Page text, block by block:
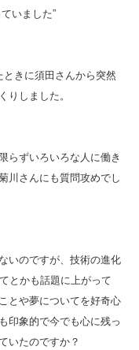
いました”
きに須田さんから突然
りしました。
ずいろいろな人に働き
川さんにも質問攻めでし
いのですが、技術の進化
とかも話題に上がって
とや夢についてを好奇心
印象的で今でも心に残っ
いたのですか？